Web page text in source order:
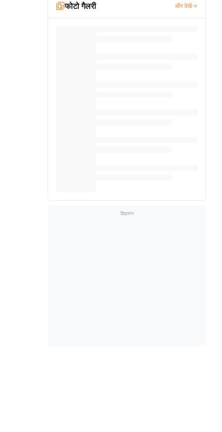
फोटो गैलरी और देखें
विज्ञापन